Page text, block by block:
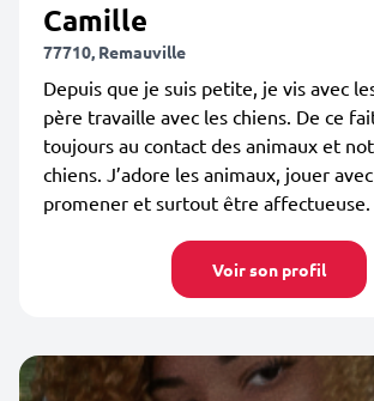
Camille
77710, Remauville
Depuis que je suis petite, je vis avec
père travaille avec les chiens. De ce
toujours au contact des animaux et
chiens. J’adore les animaux, jouer
promener et surtout être affectueuse.
Voir son profil